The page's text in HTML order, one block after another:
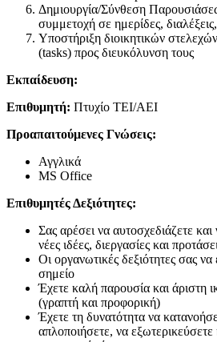
Δημιουργία/Σύνθεση
συμμετοχή σε ημερίδες,
Υποστήριξη διοικητικών
(tasks) προς διευκόλυνση τους
Εκπαίδευση:
Επιθυμητή: Πτυχίο ΤΕΙ/ΑΕΙ
Προαπαιτούμενες Γνώσεις:
Αγγλικά
MS Office
Επιθυμητές Δεξιότητες:
Σας αρέσει να αυτοσχεδιάζετε
νέες ιδέες, διεργασίες και
Οι οργανωτικές δεξιότητες σας να
σημείο
Έχετε καλή παρουσία και άριστη
(γραπτή και προφορική)
Έχετε τη δυνατότητα να
απλοποιήσετε, να εξωτερικεύσετε